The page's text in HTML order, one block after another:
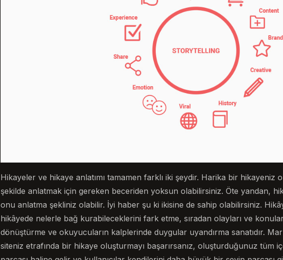
Hikayeler ve hikaye anlatımı tamamen farklı iki şeydir. Harika bir hikayeniz
şekilde anlatmak için gereken beceriden yoksun olabilirsiniz. Öte yandan,
onu anlatma şekliniz olabilir. İyi haber şu ki ikisine de sahip olabilirsiniz.
hikâyede nelerle bağ kurabileceklerini fark etme, sıradan olayları ve
dönüştürme ve okuyucuların kalplerinde duygular uyandırma sanatıdır.
siteniz etrafında bir hikaye oluşturmayı başarırsanız, oluşturduğunuz tüm